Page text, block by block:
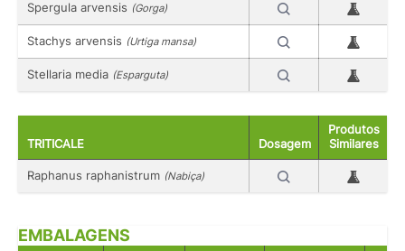
Spergula arvensis (Gorga)
Stachys arvensis (Urtiga mansa)
Stellaria media (Esparguta)
TRITICALE Dosagem
Produtos
Similares
Raphanus raphanistrum (Nabiça)
EMBALAGENS